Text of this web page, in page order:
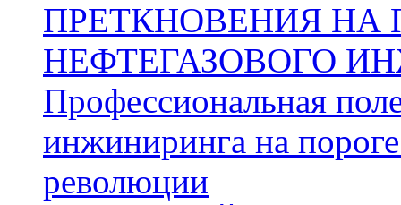
ПРЕТКНОВЕНИЯ НА
НЕФТЕГАЗОВОГО
Профессиональная
инжиниринга на
революции